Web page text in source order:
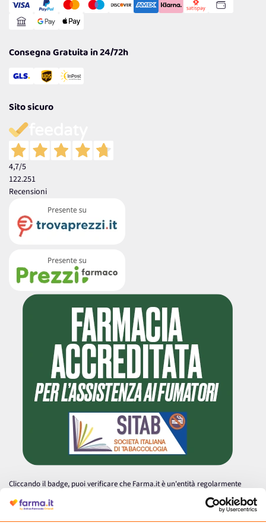
Gestisci Cookie
Reso Facile e Veloce
Consegna Gratuita in 24/72h
Sito sicuro
4,7/5
122.251
Recensioni
Cliccando il badge, puoi verificare che Farma.it è un'entità regolarmente
autorizzata dal Ministero della Salute a effettuare la vendita online di
medicinali.